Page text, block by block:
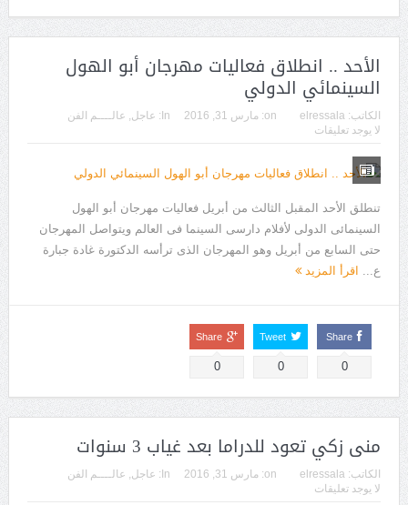
الأحد .. انطلاق فعاليات مهرجان أبو الهول
السينمائي الدولي
الكاتب: elressala
on: مارس 31, 2016 In: عاجل, عالــــم الفن
لا يوجد تعليقات
تنطلق الأحد المقبل الثالث من أبريل فعاليات مهرجان أبو الهول
السينمائى الدولى لأفلام دارسى السينما فى العالم ويتواصل المهرجان
حتى السابع من أبريل وهو المهرجان الذى ترأسه الدكتورة غادة جبارة
ع... اقرأ المزيد
Share
0
Tweet
0
Share
0
منى زكي تعود للدراما بعد غياب 3 سنوات
الكاتب: elressala
on: مارس 31, 2016 In: عاجل, عالــــم الفن
لا يوجد تعليقات